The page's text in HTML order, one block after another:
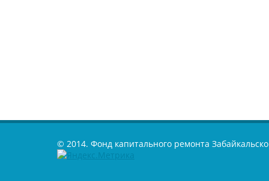
© 2014. Фонд капитального ремонта